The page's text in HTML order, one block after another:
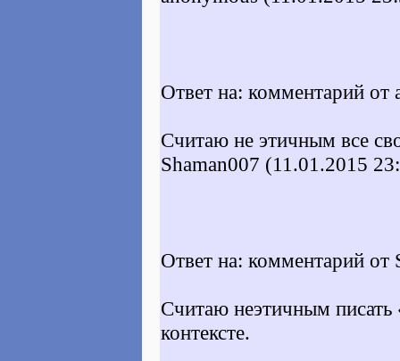
Ответ на: комментарий
Считаю не этичным все
Shaman007 (11.01.2015
Ответ на: комментарий
Считаю неэтичным
контексте.